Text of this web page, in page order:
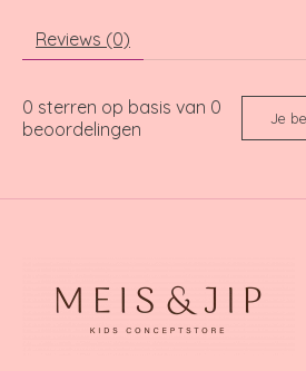
Reviews (0)
0 sterren op basis van 0
beoordelingen
Je